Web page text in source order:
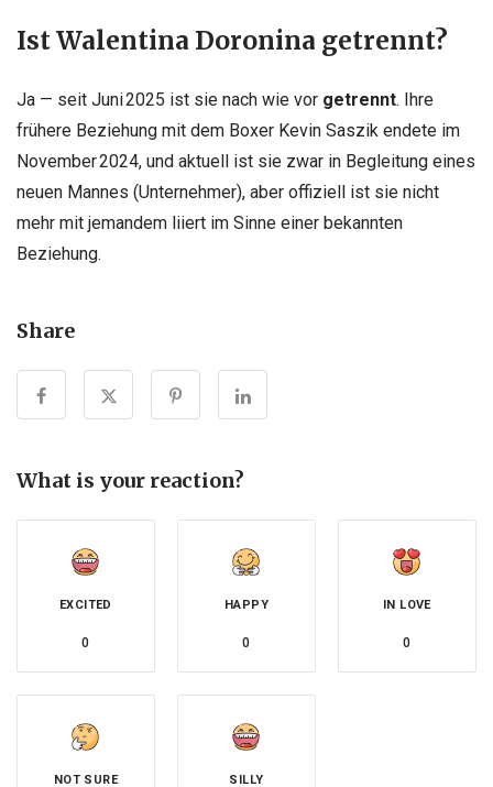
Ist Walentina Doronina getrennt?
Ja — seit Juni 2025 ist sie nach wie vor getrennt. Ihre
frühere Beziehung mit dem Boxer Kevin Saszik endete im
November 2024, und aktuell ist sie zwar in Begleitung eines
neuen Mannes (Unternehmer), aber offiziell ist sie nicht
mehr mit jemandem liiert im Sinne einer bekannten
Beziehung.
Share
What is your reaction?
EXCITED
0
HAPPY
0
IN LOVE
0
NOT SURE SILLY